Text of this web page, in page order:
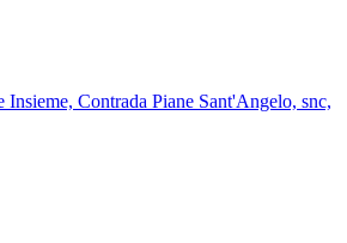
Insieme, Contrada Piane Sant'Angelo, snc,